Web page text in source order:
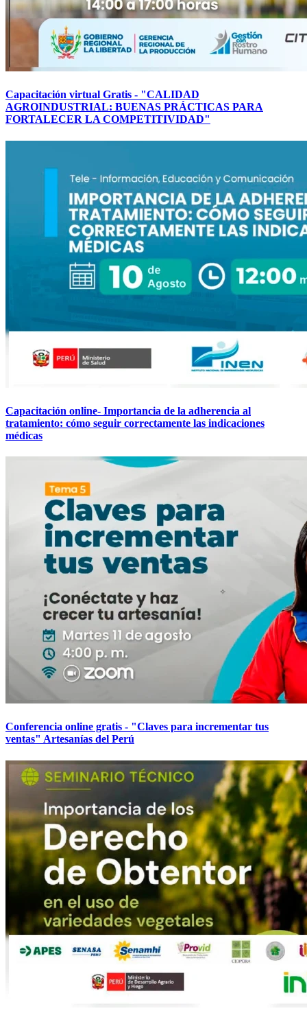
Capacitación virtual Gratis - "CALIDAD
AGROINDUSTRIAL: BUENAS PRÁCTICAS PARA
FORTALECER LA COMPETITIVIDAD"
Capacitación online- Importancia de la adherencia al
tratamiento: cómo seguir correctamente las indicaciones
médicas
Conferencia online gratis - "Claves para incrementar tus
ventas" Artesanías del Perú